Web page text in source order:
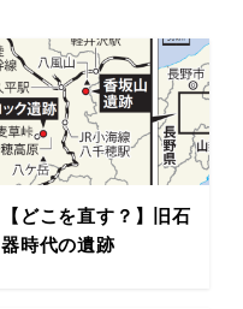
【どこを直す？】旧石
器時代の遺跡